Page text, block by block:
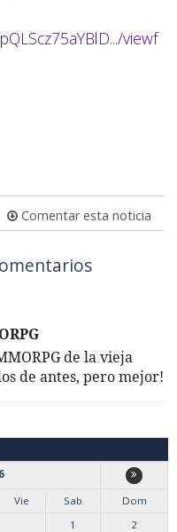
viewf
Comentar esta noticia
de la vieja
de antes, pero mejor!
Vie Sab
Dom
1
2